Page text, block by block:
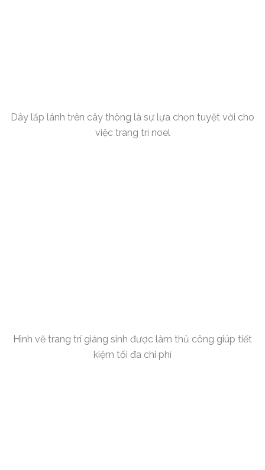
Dây lấp lánh trên cây thông là sự lựa chọn tuyệt vời cho
việc trang trí noel
Hình vẽ trang trí giáng sinh được làm thủ công giúp tiết
kiệm tối đa chi phí